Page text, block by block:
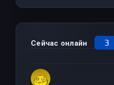
Сейчас онлайн 3